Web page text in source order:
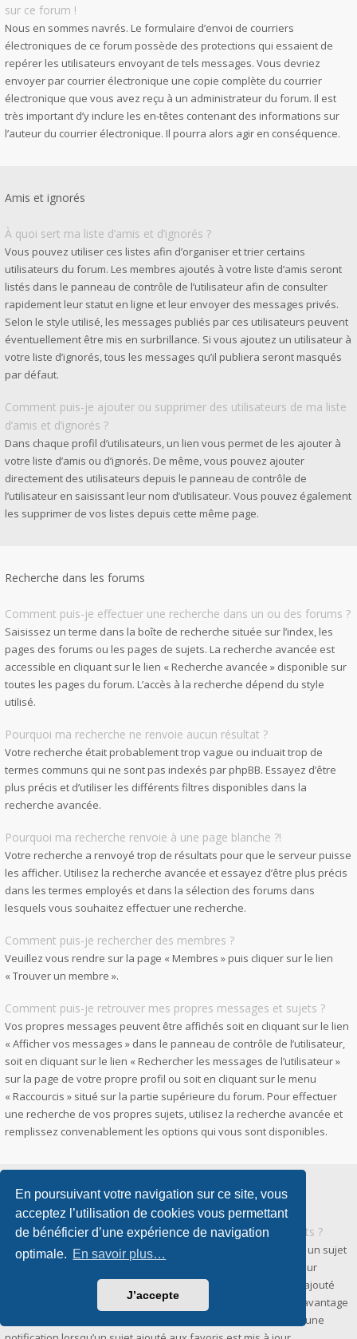
En poursuivant votre navigation sur ce site, vous
acceptez l’utilisation de cookies vous permettant
de bénéficier d’une expérience de navigation
optimale. En savoir plus…
J’accepte
sur ce forum !
Nous en sommes navrés. Le formulaire d’envoi de courriers
électroniques de ce forum possède des protections qui essaient de
repérer les utilisateurs envoyant de tels messages. Vous devriez
envoyer par courrier électronique une copie complète du courrier
électronique que vous avez reçu à un administrateur du forum. Il est
très important d’y inclure les en-têtes contenant des informations sur
l’auteur du courrier électronique. Il pourra alors agir en conséquence.
Amis et ignorés
À quoi sert ma liste d’amis et d’ignorés ?
Vous pouvez utiliser ces listes afin d’organiser et trier certains
utilisateurs du forum. Les membres ajoutés à votre liste d’amis seront
listés dans le panneau de contrôle de l’utilisateur afin de consulter
rapidement leur statut en ligne et leur envoyer des messages privés.
Selon le style utilisé, les messages publiés par ces utilisateurs peuvent
éventuellement être mis en surbrillance. Si vous ajoutez un utilisateur à
votre liste d’ignorés, tous les messages qu’il publiera seront masqués
par défaut.
Comment puis-je ajouter ou supprimer des utilisateurs de ma liste
d’amis et d’ignorés ?
Dans chaque profil d’utilisateurs, un lien vous permet de les ajouter à
votre liste d’amis ou d’ignorés. De même, vous pouvez ajouter
directement des utilisateurs depuis le panneau de contrôle de
l’utilisateur en saisissant leur nom d’utilisateur. Vous pouvez également
les supprimer de vos listes depuis cette même page.
Recherche dans les forums
Comment puis-je effectuer une recherche dans un ou des forums ?
Saisissez un terme dans la boîte de recherche située sur l’index, les
pages des forums ou les pages de sujets. La recherche avancée est
accessible en cliquant sur le lien « Recherche avancée » disponible sur
toutes les pages du forum. L’accès à la recherche dépend du style
utilisé.
Pourquoi ma recherche ne renvoie aucun résultat ?
Votre recherche était probablement trop vague ou incluait trop de
termes communs qui ne sont pas indexés par phpBB. Essayez d’être
plus précis et d’utiliser les différents filtres disponibles dans la
recherche avancée.
Pourquoi ma recherche renvoie à une page blanche ?!
Votre recherche a renvoyé trop de résultats pour que le serveur puisse
les afficher. Utilisez la recherche avancée et essayez d’être plus précis
dans les termes employés et dans la sélection des forums dans
lesquels vous souhaitez effectuer une recherche.
Comment puis-je rechercher des membres ?
Veuillez vous rendre sur la page « Membres » puis cliquer sur le lien
« Trouver un membre ».
Comment puis-je retrouver mes propres messages et sujets ?
Vos propres messages peuvent être affichés soit en cliquant sur le lien
« Afficher vos messages » dans le panneau de contrôle de l’utilisateur,
soit en cliquant sur le lien « Rechercher les messages de l’utilisateur »
sur la page de votre propre profil ou soit en cliquant sur le menu
« Raccourcis » situé sur la partie supérieure du forum. Pour effectuer
une recherche de vos propres sujets, utilisez la recherche avancée et
remplissez convenablement les options qui vous sont disponibles.
Favoris et abonnements
Quelle est la différence entre les favoris et les abonnements ?
Dans phpBB 3.0, la fonctionnalité qui vous permettait d’ajouter un sujet
aux favoris était similaire à celle présente dans votre navigateur
internet. Vous ne receviez aucune notification lorsqu’un sujet ajouté
aux favoris était mis à jour. Dans phpBB 3.2, les favoris sont davantage
similaires aux abonnements. Vous pouvez à présent recevoir une